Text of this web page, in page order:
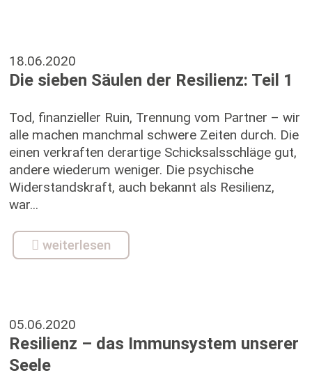
18.06.2020
Die sieben Säulen der Resilienz: Teil 1
Tod, finanzieller Ruin, Trennung vom Partner – wir
alle machen manchmal schwere Zeiten durch. Die
einen verkraften derartige Schicksalsschläge gut,
andere wiederum weniger. Die psychische
Widerstandskraft, auch bekannt als Resilienz,
war...
weiterlesen
05.06.2020
Resilienz – das Immunsystem unserer
Seele